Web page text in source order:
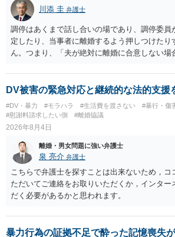
川添 圭 弁護士
調停はあくまで話し合いの場であり、調停委員
定したり、当事者に離婚するよう押しつけたり
ん。つまり、「夫が絶対に離婚に合意しない場
きません。 調停段階での離婚成立を希望する
になるような条件提示をする等、模索するほか
をいえば、夫から「この条件なら離婚しても
条件を全部丸呑みする、という方法しかないか
だ、離婚訴訟をしたくないという考えを見透か
に抵抗する可能性が高いのであれば、むしろ淡
離婚訴訟で離婚原因を主張し、判決へ持ってい
も少なくありません。見通し等を含め、弁護士
よいと思います。
DV被害の緊急対応と継続的な法的支援
#DV・暴力 #モラハラ #生活費を渡さない
#暴行・傷
#慰謝料請求したい側
#離婚協議
2026年8月4日
離婚・男女問題に強い弁護士
泉 亮介 弁護士
こちらで弁護士を探すことは出来ないため，
ただいてご連絡をお取りいただくか，インター
だく必要があるかと思われます。
暴力行為の証拠不足で酔った記憶喪失